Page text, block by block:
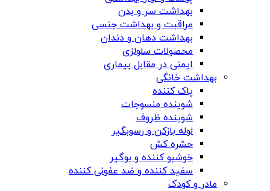
بهداشت سر و بدن
مراقبت و بهداشت جنسی
بهداشت دهان و دندان
محصولات سلولزی
ایمنی در مقابل بیماری
بهداشت خانگی
پاک کننده
شوینده منسوجات
شوینده ظروف
لوله بازکن و رسوبگیر
حشره کش
خوشبو کننده و بوگیر
سفید کننده و ضد عفونی کننده
مادر و کودک